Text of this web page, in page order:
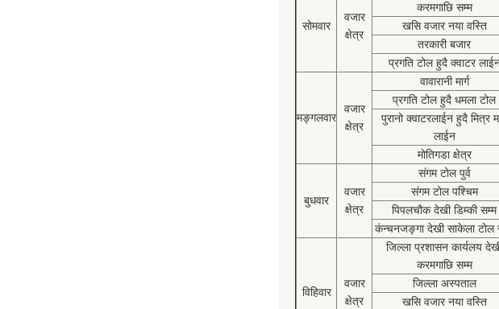
सोमवार
वजार
क्षेत्र
करमगाछि सम्म
खसि वजार नया वस्ति
तरकारी बजार
प्रगति टोल हुदै क्वाटर
मङ्गलवार
वजार
क्षेत्र
वावारानी मार्ग
प्रगति टोल हुदै धमला टोल
पुरानो क्वाटरलाईन हुदै मित्र
लाईन
मोतिगडा क्षेत्र
बुधवार
वजार
क्षेत्र
संगम टोल पुर्व
संगम टोल पश्चिम
पिपलचौक देखी डिम्की सम्म
कंन्चनजङ्गा देखी साकेला टोल
विहिवार
वजार
क्षेत्र
जिल्ला प्रशासन कार्यलय
करमगाछि सम्म
जिल्ला अस्पताल
खसि वजार नया वस्ति